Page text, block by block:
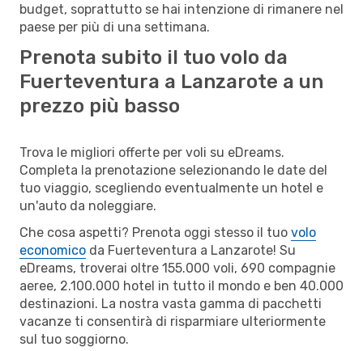
budget, soprattutto se hai intenzione di rimanere nel
paese per più di una settimana.
Prenota subito il tuo volo da
Fuerteventura a Lanzarote a un
prezzo più basso
Trova le migliori offerte per voli su eDreams.
Completa la prenotazione selezionando le date del
tuo viaggio, scegliendo eventualmente un hotel e
un'auto da noleggiare.
Che cosa aspetti? Prenota oggi stesso il tuo volo
economico da Fuerteventura a Lanzarote! Su
eDreams, troverai oltre 155.000 voli, 690 compagnie
aeree, 2.100.000 hotel in tutto il mondo e ben 40.000
destinazioni. La nostra vasta gamma di pacchetti
vacanze ti consentirà di risparmiare ulteriormente
sul tuo soggiorno.